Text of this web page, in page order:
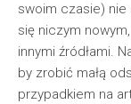
swoim czasie)
się niczym
innymi źródłami.
by zrobić małą
przypadkiem na